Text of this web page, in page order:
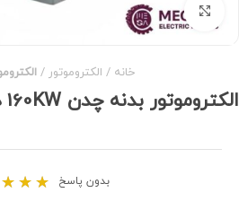
برای بزرگنمایی کلیک کنید
خانه الکتروموتور
الکتروموتور بدنه چدن 160KW دور1500 B3 گاماک
بدون پاسخ ★
★
★